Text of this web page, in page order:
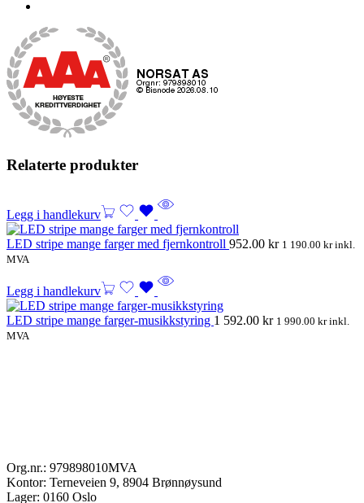
Relaterte produkter
Legg i handlekurv
LED stripe mange farger med fjernkontroll 952.00 kr 1 190.00 krinkl.
MVA
Legg i handlekurv
LED stripe mange farger-musikkstyring 1 592.00 kr 1 990.00 krinkl.
MVA
Org.nr.: 979898010MVA
Kontor: Terneveien 9, 8904 Brønnøysund
Lager: 0160 Oslo